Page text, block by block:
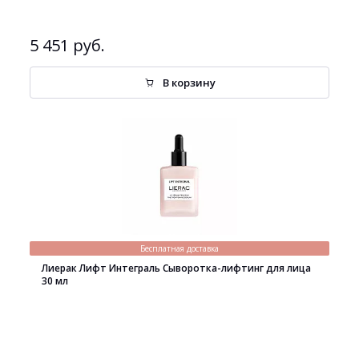
5 451 руб.
В корзину
Бесплатная доставка
Лиерак Лифт Интеграль Сыворотка-лифтинг для лица
30 мл